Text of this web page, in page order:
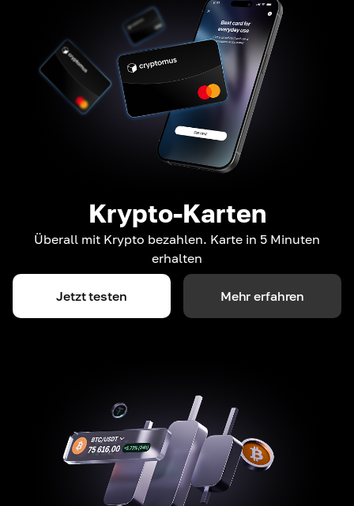
Krypto-Karten
Überall mit Krypto bezahlen. Karte in 5 Minuten
erhalten
Jetzt testen Mehr erfahren